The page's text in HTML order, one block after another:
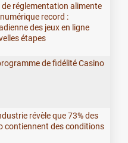
réglementation alimente
record :
des jeux en ligne
étapes
de fidélité Casino
révèle que 73% des
contiennent des conditions